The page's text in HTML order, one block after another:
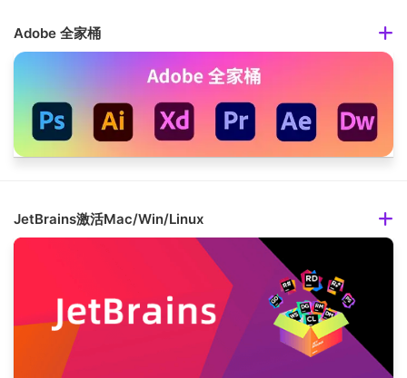
Adobe 全家桶
JetBrains激活Mac/Win/Linux